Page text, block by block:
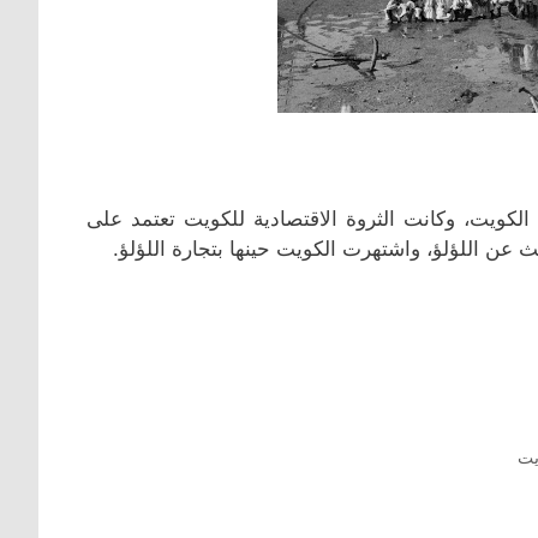
وكانت الثروة الاقتصادية للكويت تعتمد على
اللؤلؤ، واشتهرت الكويت حينها بتجارة اللؤلؤ.